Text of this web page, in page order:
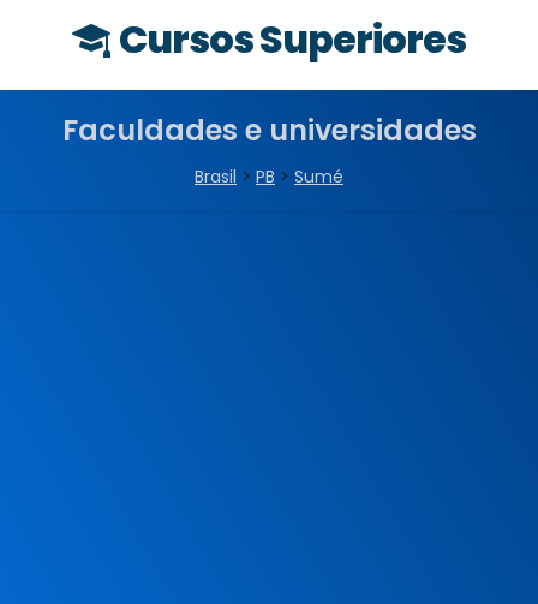
Cursos Superiores
Faculdades e universidades
Brasil > PB > Sumé